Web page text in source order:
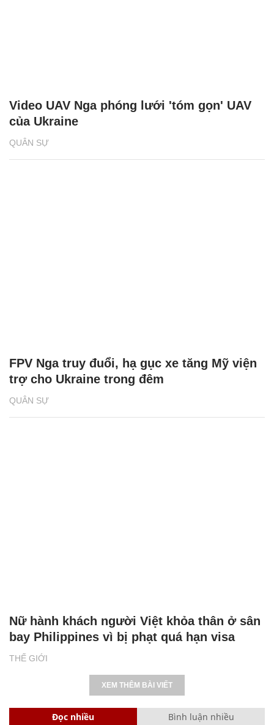
QUÂN SỰ
Video UAV Nga phóng lưới 'tóm gọn' UAV
của Ukraine
QUÂN SỰ
FPV Nga truy đuổi, hạ gục xe tăng Mỹ viện
trợ cho Ukraine trong đêm
THẾ GIỚI
Nữ hành khách người Việt khỏa thân ở sân
bay Philippines vì bị phạt quá hạn visa
XEM THÊM BÀI VIẾT
Đọc nhiều Bình luận nhiều